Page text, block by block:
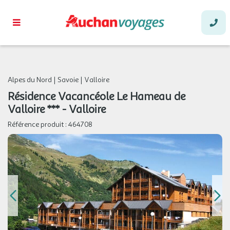
Alpes du Nord | Savoie | Valloire
Résidence Vacancéole Le Hameau de
Valloire *** - Valloire
Référence produit : 464708